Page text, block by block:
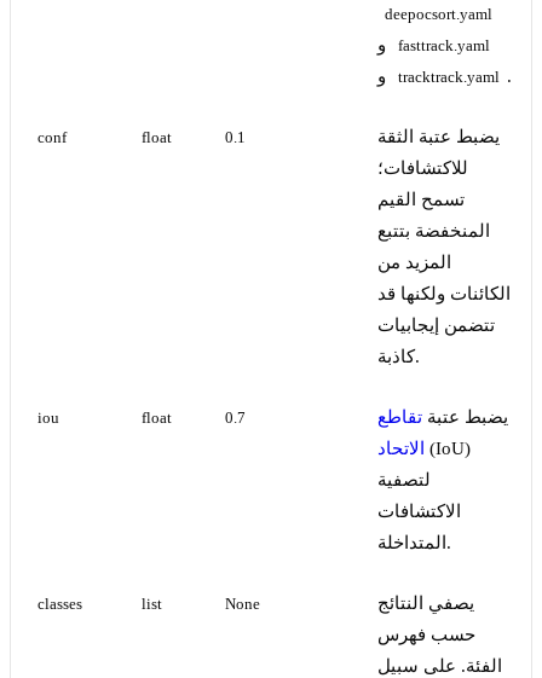
deepocsort.yaml
fasttrack.yaml
tracktrack.yaml .
conf float 0.1
يضبط عتبة الثقة
للاكتشافات؛
تسمح القيم
المنخفضة بتتبع
المزيد من
الكائنات ولكنها قد
تتضمن إيجابيات
كاذبة.
iou float 0.7 يضبط عتبة تقاطع
الاتحاد
(IoU)
لتصفية
الاكتشافات
المتداخلة.
classes list None
يصفي النتائج
حسب فهرس
الفئة. على سبيل